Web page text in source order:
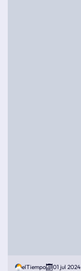
elTiempo 01 jul 2024